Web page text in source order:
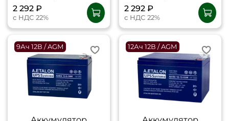
2 292 ₽
с НДС 22%
2 292 ₽
с НДС 22%
9Ач 12В / AGM 12Ач 12В / AGM